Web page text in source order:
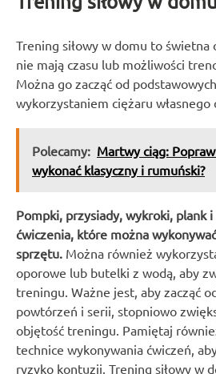
Trening siłowy w domu to świetna
nie mają czasu lub możliwości
Można go zacząć od
wykorzystaniem ciężaru własnego
Polecamy: Martwy ciąg:
wykonać klasyczny i rumuński?
Pompki, przysiady, wykroki, plank
ćwiczenia, które można
sprzętu. Można również
oporowe lub butelki z wodą, aby
treningu. Ważne jest, aby zacząć
powtórzeń i serii, stopniowo
objętość treningu. Pamiętaj
technice wykonywania ćwiczeń,
ryzyko kontuzji. Trening siłowy w